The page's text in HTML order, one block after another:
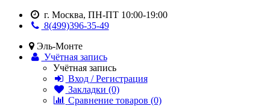
г. Москва, ПН-ПТ 10:00-19:00
8(499)396-35-49
Эль-Монте
Учётная запись
Учётная запись
Вход / Регистрация
Закладки (0)
Сравнение товаров (0)